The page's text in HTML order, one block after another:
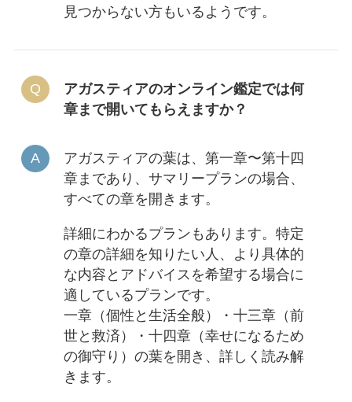
見つからない方もいるようです。
アガスティアのオンライン鑑定では何
章まで開いてもらえますか？
アガスティアの葉は、第一章〜第十四
章まであり、サマリープランの場合、
すべての章を開きます。
詳細にわかるプランもあります。特定
の章の詳細を知りたい人、より具体的
な内容とアドバイスを希望する場合に
適しているプランです。
一章（個性と生活全般）・十三章（前
世と救済）・十四章（幸せになるため
の御守り）の葉を開き、詳しく読み解
きます。